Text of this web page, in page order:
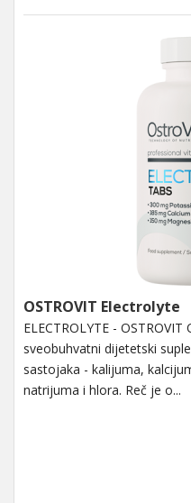
OSTROVIT Electrolyte
ELECTROLYTE -
sveobuhvatni dijetetski
sastojaka - kalijuma,
natrijuma i hlora. Reč je o...